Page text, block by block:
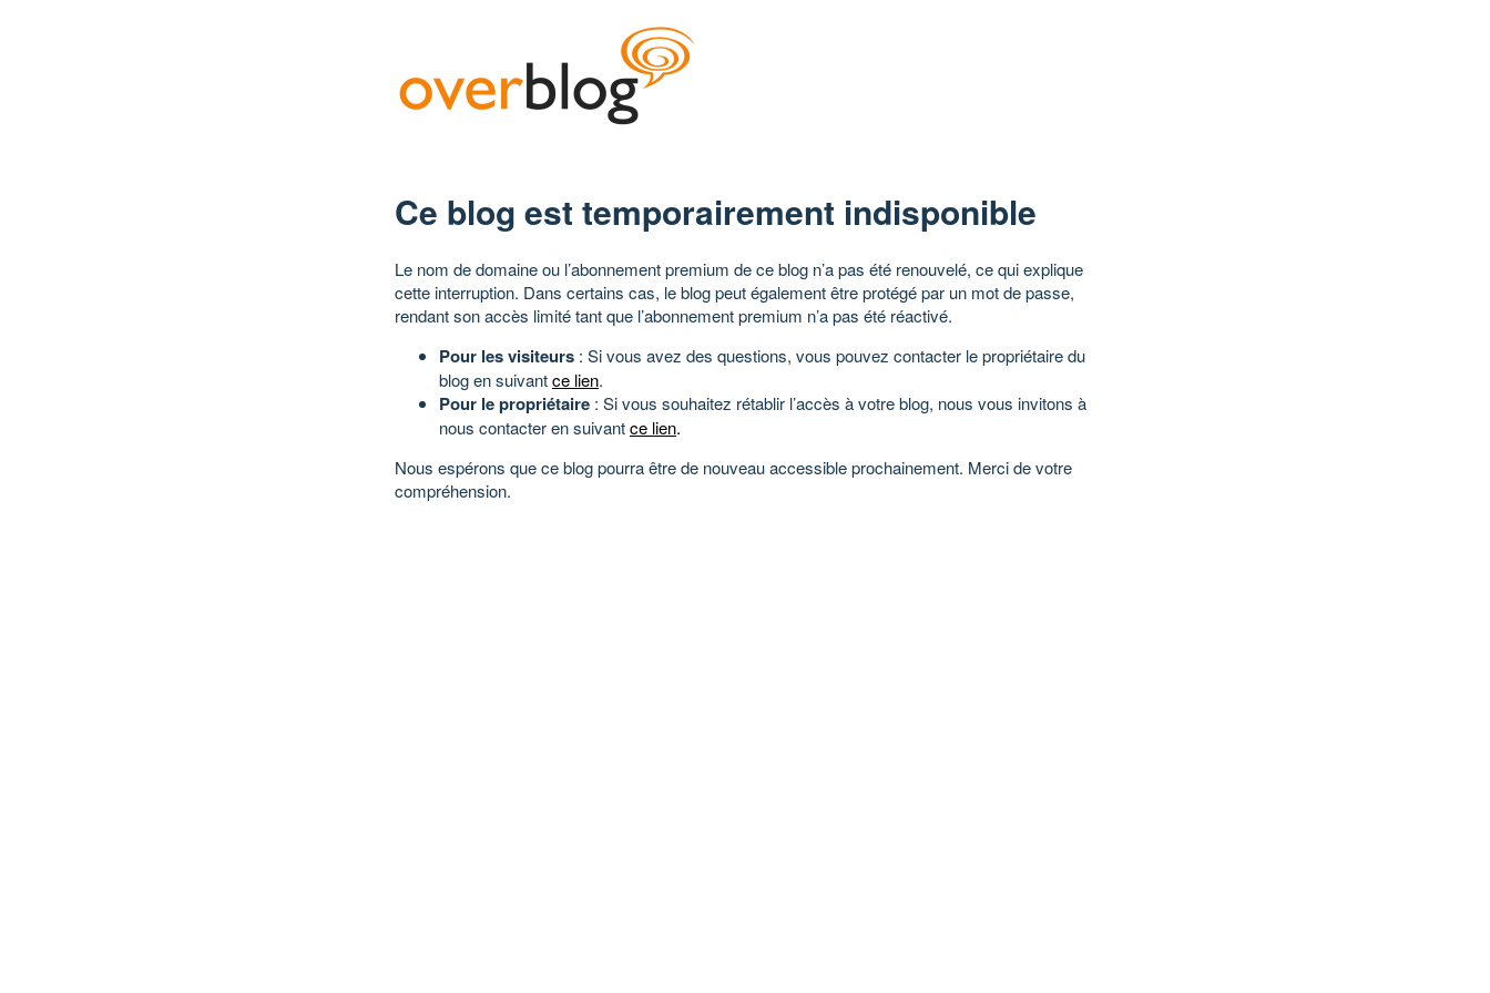
Ce blog est temporairement indisponible
Le nom de domaine ou l’abonnement premium de ce blog n’a pas été renouvelé, ce qui explique
cette interruption. Dans certains cas, le blog peut également être protégé par un mot de passe,
rendant son accès limité tant que l’abonnement premium n’a pas été réactivé.
Pour les visiteurs : Si vous avez des questions, vous pouvez contacter le propriétaire du
blog en suivantce lien.
Pour le propriétaire : Si vous souhaitez rétablir l’accès à votre blog, nous vous invitons à
nous contacter en suivantce lien.
Nous espérons que ce blog pourra être de nouveau accessible prochainement. Merci de votre
compréhension.